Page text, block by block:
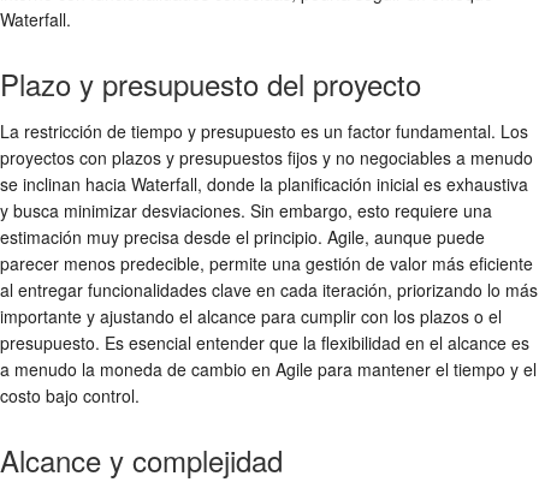
Waterfall.
Plazo y presupuesto del proyecto
La restricción de tiempo y presupuesto es un factor fundamental. Los
proyectos con plazos y presupuestos fijos y no negociables a menudo
se inclinan hacia Waterfall, donde la planificación inicial es exhaustiva
y busca minimizar desviaciones. Sin embargo, esto requiere una
estimación muy precisa desde el principio. Agile, aunque puede
parecer menos predecible, permite una gestión de valor más eficiente
al entregar funcionalidades clave en cada iteración, priorizando lo más
importante y ajustando el alcance para cumplir con los plazos o el
presupuesto. Es esencial entender que la flexibilidad en el alcance es
a menudo la moneda de cambio en Agile para mantener el tiempo y el
costo bajo control.
Alcance y complejidad